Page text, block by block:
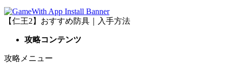
【仁王2】おすすめ防具｜入手方法
攻略コンテンツ
攻略メニュー